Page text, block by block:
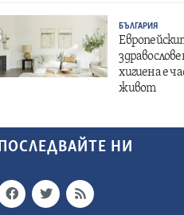
БЪЛГАРИЯ
хигиена е
живот
ПОСЛЕДВАЙТЕ НИ